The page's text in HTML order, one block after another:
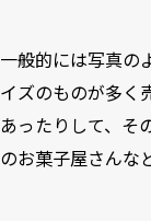
一般的には写真の
イズのものが多く
あったりして、そ
のお菓子屋さんな